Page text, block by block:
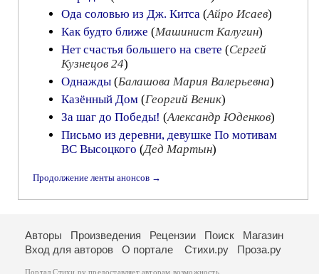
Ода соловью из Дж. Китса (Айро Исаев)
Как будто ближе (Машинист Калугин)
Нет счастья большего на свете (Сергей
Кузнецов 24)
Однажды (Балашова Мария Валерьевна)
Казённый Дом (Георгий Веник)
За шаг до Победы! (Александр Юденков)
Письмо из деревни, девушке По мотивам
ВС Высоцкого (Дед Мартын)
Продолжение ленты анонсов →
Авторы Произведения Рецензии Поиск
Магазин
Вход для авторов
О портале Стихи.ру Проза.ру
Портал Стихи.ру предоставляет авторам возможность